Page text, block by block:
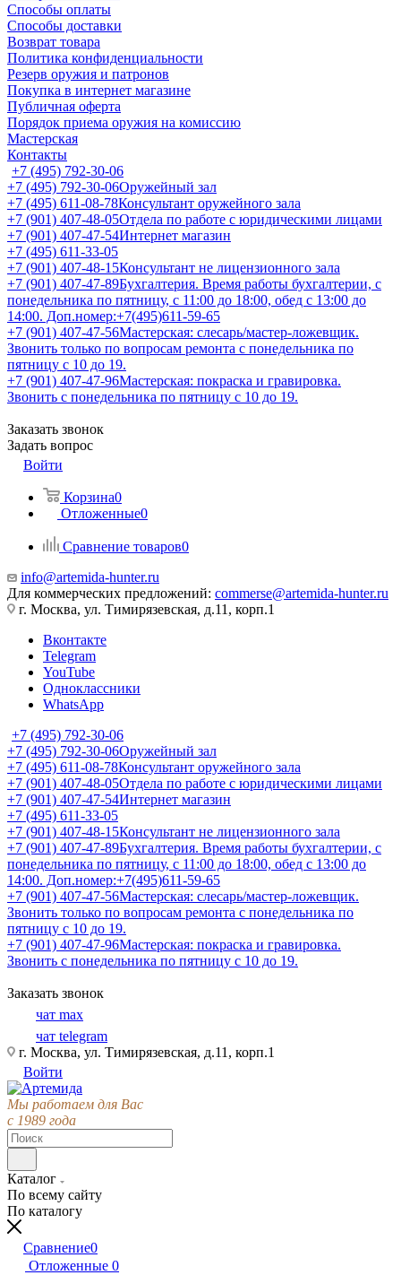
Способы оплаты
Способы доставки
Возврат товара
Политика конфиденциальности
Резерв оружия и патронов
Покупка в интернет магазине
Публичная оферта
Порядок приема оружия на комиссию
Мастерская
Контакты
+7 (495) 792-30-06
+7 (495) 792-30-06Оружейный зал
+7 (495) 611-08-78Консультант оружейного зала
+7 (901) 407-48-05Отдела по работе с юридическими лицами
+7 (901) 407-47-54Интернет магазин
+7 (495) 611-33-05
+7 (901) 407-48-15Консультант не лицензионного зала
+7 (901) 407-47-89Бухгалтерия. Время работы бухгалтерии, с
понедельника по пятницу, с 11:00 до 18:00, обед с 13:00 до
14:00. Доп.номер:+7(495)611-59-65
+7 (901) 407-47-56Мастерская: слесарь/мастер-ложевщик.
Звонить только по вопросам ремонта с понедельника по
пятницу с 10 до 19.
+7 (901) 407-47-96Мастерская: покраска и гравировка.
Звонить с понедельника по пятницу с 10 до 19.
Заказать звонок
Задать вопрос
Войти
Корзина0
Отложенные0
Сравнение товаров0
info@artemida-hunter.ru
Для коммерческих предложений: commerse@artemida-hunter.ru
г. Москва, ул. Тимирязевская, д.11, корп.1
Вконтакте
Telegram
YouTube
Одноклассники
WhatsApp
+7 (495) 792-30-06
+7 (495) 792-30-06Оружейный зал
+7 (495) 611-08-78Консультант оружейного зала
+7 (901) 407-48-05Отдела по работе с юридическими лицами
+7 (901) 407-47-54Интернет магазин
+7 (495) 611-33-05
+7 (901) 407-48-15Консультант не лицензионного зала
+7 (901) 407-47-89Бухгалтерия. Время работы бухгалтерии, с
понедельника по пятницу, с 11:00 до 18:00, обед с 13:00 до
14:00. Доп.номер:+7(495)611-59-65
+7 (901) 407-47-56Мастерская: слесарь/мастер-ложевщик.
Звонить только по вопросам ремонта с понедельника по
пятницу с 10 до 19.
+7 (901) 407-47-96Мастерская: покраска и гравировка.
Звонить с понедельника по пятницу с 10 до 19.
Заказать звонок
чат max
чат telegram
г. Москва, ул. Тимирязевская, д.11, корп.1
Войти
Мы работаем для Вас
с 1989 года
Каталог
По всему сайту
По каталогу
Сравнение0
Отложенные 0